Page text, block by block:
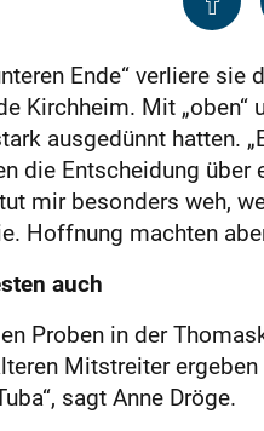
Ende“ verliere
Kirchheim. Mit
ausgedünnt hatten.
die Entscheidung
mir besonders weh,
Hoffnung machten
auch
Proben in der
Mitstreiter
sagt Anne Dröge.